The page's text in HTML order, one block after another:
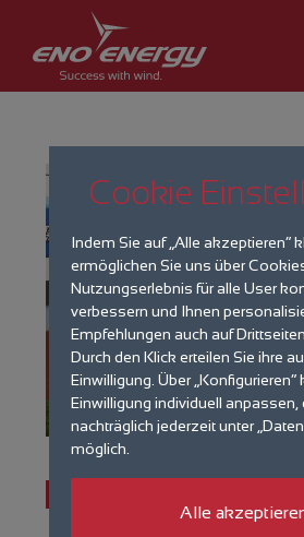
Cookie
Indem Sie auf „Alle akzeptieren“
ermöglichen Sie uns über
Nutzungserlebnis für alle User
verbessern und Ihnen
Empfehlungen auch auf
Durch den Klick erteilen Sie ihre
Einwilligung. Über „Konfigurieren“
Einwilligung individuell anpassen,
nachträglich jederzeit unter
möglich.
Alle